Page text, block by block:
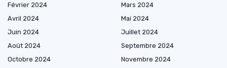
Février 2024
Mars 2024
Avril 2024
Mai 2024
Juin 2024
Juillet 2024
Août 2024
Septembre 2024
Octobre 2024
Novembre 2024